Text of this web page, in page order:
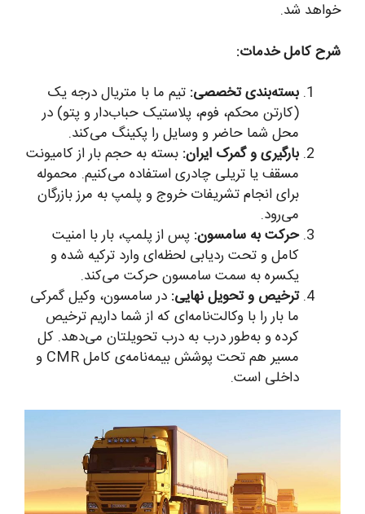
خواهد شد.
شرح کامل خدمات:
بسته‌بندی تخصصی: تیم ما با متریال درجه یک
(کارتن محکم، فوم، پلاستیک حباب‌دار و پتو) در
محل شما حاضر و وسایل را پکینگ می‌کند.
بارگیری و گمرک ایران: بسته به حجم بار از کامیونت
مسقف یا تریلی چادری استفاده می‌کنیم. محموله
برای انجام تشریفات خروج و پلمپ به مرز بازرگان
می‌رود.
حرکت به سامسون: پس از پلمپ، بار با امنیت
کامل و تحت ردیابی لحظه‌ای وارد ترکیه شده و
یکسره به سمت سامسون حرکت می‌کند.
ترخیص و تحویل نهایی: در سامسون، وکیل گمرکی
ما بار را با وکالت‌نامه‌ای که از شما داریم ترخیص
کرده و به‌طور درب به درب تحویلتان می‌دهد. کل
مسیر هم تحت پوشش بیمه‌نامه‌ی کامل CMR و
داخلی است.